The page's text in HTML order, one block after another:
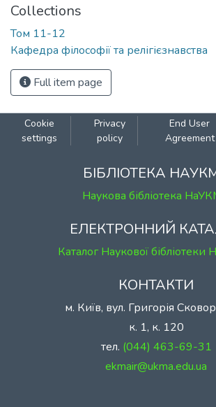
Collections
Том 11-12
Кафедра філософії та релігієзнавства
Full item page
Cookie
settings
Privacy
policy
End User
Agreement
БІБЛІОТЕКА
Наукова бібліотека
ЕЛЕКТРОННИЙ
Каталог Наукової
КОНТАКТИ
м. Київ, вул. Григорія
к. 1, к. 120
тел. (044) 463-69-31
ekmair@ukma.edu.ua